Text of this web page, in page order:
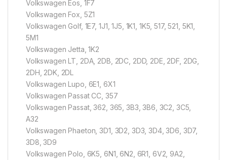
Volkswagen Eos, 1F7
Volkswagen Fox, 5Z1
Volkswagen Golf, 1E7, 1J1, 1J5, 1K1, 1K5, 517, 521, 5K1,
5M1
Volkswagen Jetta, 1K2
Volkswagen LT, 2DA, 2DB, 2DC, 2DD, 2DE, 2DF, 2DG,
2DH, 2DK, 2DL
Volkswagen Lupo, 6E1, 6X1
Volkswagen Passat CC, 357
Volkswagen Passat, 362, 365, 3B3, 3B6, 3C2, 3C5,
A32
Volkswagen Phaeton, 3D1, 3D2, 3D3, 3D4, 3D6, 3D7,
3D8, 3D9
Volkswagen Polo, 6K5, 6N1, 6N2, 6R1, 6V2, 9A2,